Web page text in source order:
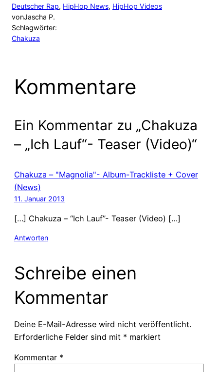
Deutscher Rap, HipHop News, HipHop Videos
vonJascha P.
Schlagwörter:
Chakuza
Kommentare
Ein Kommentar zu „Chakuza
– „Ich Lauf“- Teaser (Video)“
Chakuza – "Magnolia"- Album-Trackliste + Cover
(News)
11. Januar 2013
[…] Chakuza – “Ich Lauf”- Teaser (Video) […]
Antworten
Schreibe einen
Kommentar
Deine E-Mail-Adresse wird nicht veröffentlicht.
Erforderliche Felder sind mit * markiert
Kommentar *